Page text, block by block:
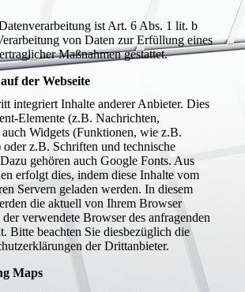
ist Art. 6 Abs. 1 lit. b
von Daten zur Erfüllung eines
Maßnahmen gestattet.
der Webseite
integriert Inhalte anderer Anbieter. Dies
Elemente (z.B. Nachrichten,
Widgets (Funktionen, wie z.B.
oder z.B. Schriften und technische
gehören auch Google Fonts. Aus
erfolgt dies, indem diese Inhalte vom
Servern geladen werden. In diesem
die aktuell von Ihrem Browser
verwendete Browser des anfragenden
Bitte beachten Sie diesbezüglich die
der Drittanbieter.
Maps